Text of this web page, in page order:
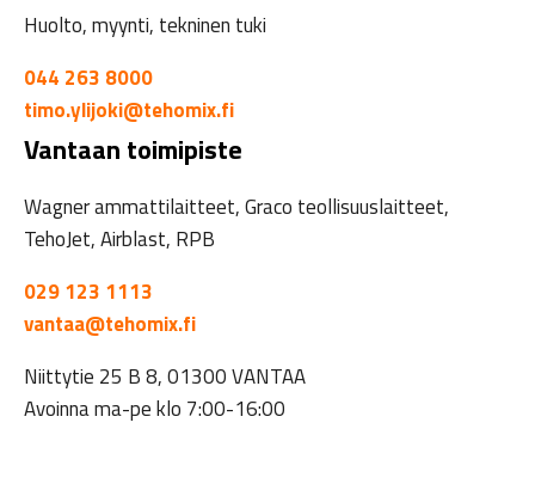
Huolto, myynti, tekninen tuki
044 263 8000
timo.ylijoki@tehomix.fi
Vantaan toimipiste
Wagner ammattilaitteet, Graco teollisuuslaitteet,
TehoJet, Airblast, RPB
029 123 1113
vantaa@tehomix.fi
Niittytie 25 B 8, 01300 VANTAA
Avoinna ma-pe klo 7:00-16:00